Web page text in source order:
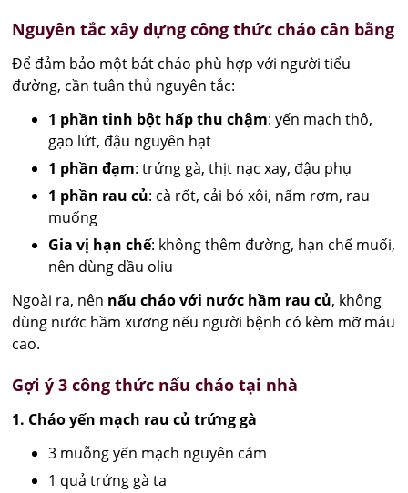
Nguyên tắc xây dựng công thức cháo cân bằng
Để đảm bảo một bát cháo phù hợp với người tiểu
đường, cần tuân thủ nguyên tắc:
1 phần tinh bột hấp thu chậm: yến mạch thô,
gạo lứt, đậu nguyên hạt
1 phần đạm: trứng gà, thịt nạc xay, đậu phụ
1 phần rau củ: cà rốt, cải bó xôi, nấm rơm, rau
muống
Gia vị hạn chế: không thêm đường, hạn chế muối,
nên dùng dầu oliu
Ngoài ra, nên nấu cháo với nước hầm rau củ, không
dùng nước hầm xương nếu người bệnh có kèm mỡ máu
cao.
Gợi ý 3 công thức nấu cháo tại nhà
1. Cháo yến mạch rau củ trứng gà
3 muỗng yến mạch nguyên cám
1 quả trứng gà ta